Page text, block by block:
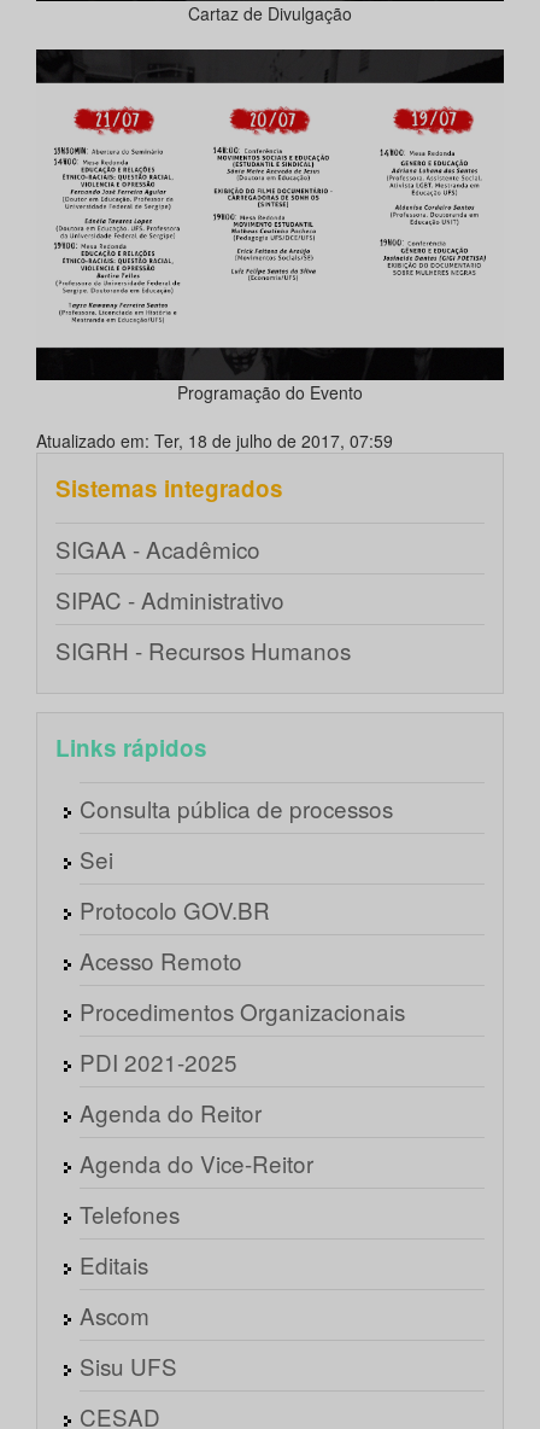
Cartaz de Divulgação
Programação do Evento
Atualizado em: Ter, 18 de julho de 2017, 07:59
Sistemas integrados
SIGAA - Acadêmico
SIPAC - Administrativo
SIGRH - Recursos Humanos
Links rápidos
Consulta pública de processos
Sei
Protocolo GOV.BR
Acesso Remoto
Procedimentos Organizacionais
PDI 2021-2025
Agenda do Reitor
Agenda do Vice-Reitor
Telefones
Editais
Ascom
Sisu UFS
CESAD